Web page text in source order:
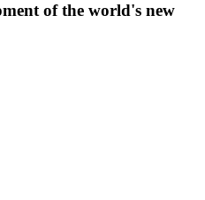
of the world's new